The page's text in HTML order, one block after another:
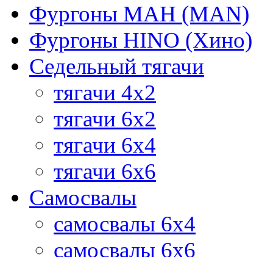
Фургоны МАН (MAN)
Фургоны HINO (Хино)
Седельный тягачи
тягачи 4х2
тягачи 6х2
тягачи 6х4
тягачи 6х6
Самосвалы
самосвалы 6x4
самосвалы 6x6